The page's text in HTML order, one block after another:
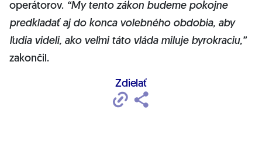
operátorov. “My tento zákon budeme pokojne
predkladať aj do konca volebného obdobia, aby
ľudia videli, ako veľmi táto vláda miluje byrokraciu,”
zakončil.
Zdielať